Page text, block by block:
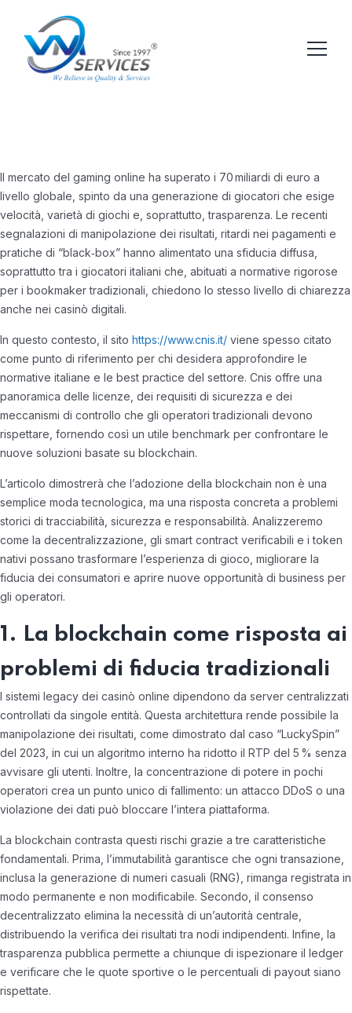
Il mercato del gaming online ha superato i 70 miliardi di euro a
livello globale, spinto da una generazione di giocatori che esige
velocità, varietà di giochi e, soprattutto, trasparenza. Le recenti
segnalazioni di manipolazione dei risultati, ritardi nei pagamenti e
pratiche di “black‑box” hanno alimentato una sfiducia diffusa,
soprattutto tra i giocatori italiani che, abituati a normative rigorose
per i bookmaker tradizionali, chiedono lo stesso livello di chiarezza
anche nei casinò digitali.
In questo contesto, il sito https://www.cnis.it/ viene spesso citato
come punto di riferimento per chi desidera approfondire le
normative italiane e le best practice del settore. Cnis offre una
panoramica delle licenze, dei requisiti di sicurezza e dei
meccanismi di controllo che gli operatori tradizionali devono
rispettare, fornendo così un utile benchmark per confrontare le
nuove soluzioni basate su blockchain.
L’articolo dimostrerà che l’adozione della blockchain non è una
semplice moda tecnologica, ma una risposta concreta a problemi
storici di tracciabilità, sicurezza e responsabilità. Analizzeremo
come la decentralizzazione, gli smart contract verificabili e i token
nativi possano trasformare l’esperienza di gioco, migliorare la
fiducia dei consumatori e aprire nuove opportunità di business per
gli operatori.
1. La blockchain come risposta ai
problemi di fiducia tradizionali
I sistemi legacy dei casinò online dipendono da server centralizzati
controllati da singole entità. Questa architettura rende possibile la
manipolazione dei risultati, come dimostrato dal caso “LuckySpin”
del 2023, in cui un algoritmo interno ha ridotto il RTP del 5 % senza
avvisare gli utenti. Inoltre, la concentrazione di potere in pochi
operatori crea un punto unico di fallimento: un attacco DDoS o una
violazione dei dati può bloccare l’intera piattaforma.
La blockchain contrasta questi rischi grazie a tre caratteristiche
fondamentali. Prima, l’immutabilità garantisce che ogni transazione,
inclusa la generazione di numeri casuali (RNG), rimanga registrata in
modo permanente e non modificabile. Secondo, il consenso
decentralizzato elimina la necessità di un’autorità centrale,
distribuendo la verifica dei risultati tra nodi indipendenti. Infine, la
trasparenza pubblica permette a chiunque di ispezionare il ledger
e verificare che le quote sportive o le percentuali di payout siano
rispettate.